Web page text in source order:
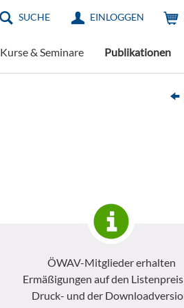
SUCHE EINLOGGEN
Kurse & Seminare Publikationen
ÖWAV-Mitglieder erhalten
Ermäßigungen auf den
Druck- und der